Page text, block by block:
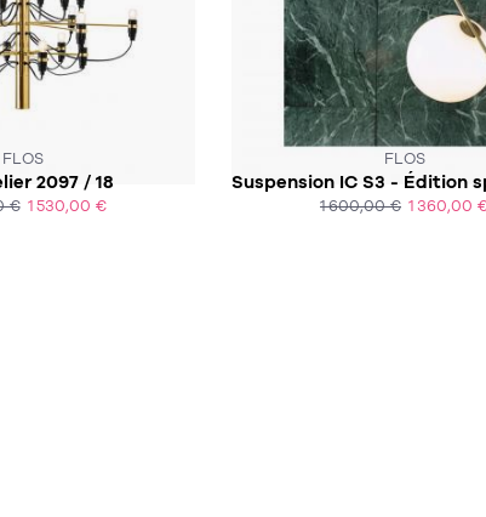
FLOS
2097 / 18
€ 1 530,00 €
FLOS
1 600,00 € 1 360,00
SOUS 3 À 4 SEMAINES